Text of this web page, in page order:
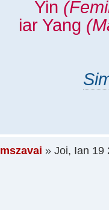
Yin
iar Yang
mszavai » Joi, Ian 19